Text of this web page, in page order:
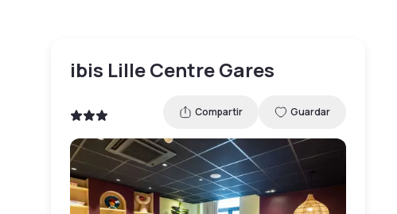
ibis Lille Centre Gares
Compartir Guardar